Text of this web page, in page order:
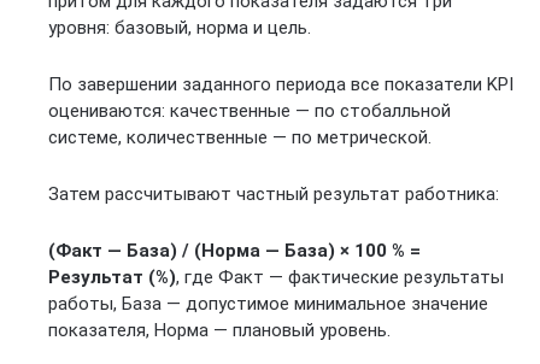
уровня: базовый, норма и цель.
По завершении заданного периода все показатели KPI
оцениваются: качественные — по стобалльной
системе, количественные — по метрической.
Затем рассчитывают частный результат работника:
(Факт — База) / (Норма — База) × 100 % =
Результат (%), где Факт — фактические результаты
работы, База — допустимое минимальное значение
показателя, Норма — плановый уровень.